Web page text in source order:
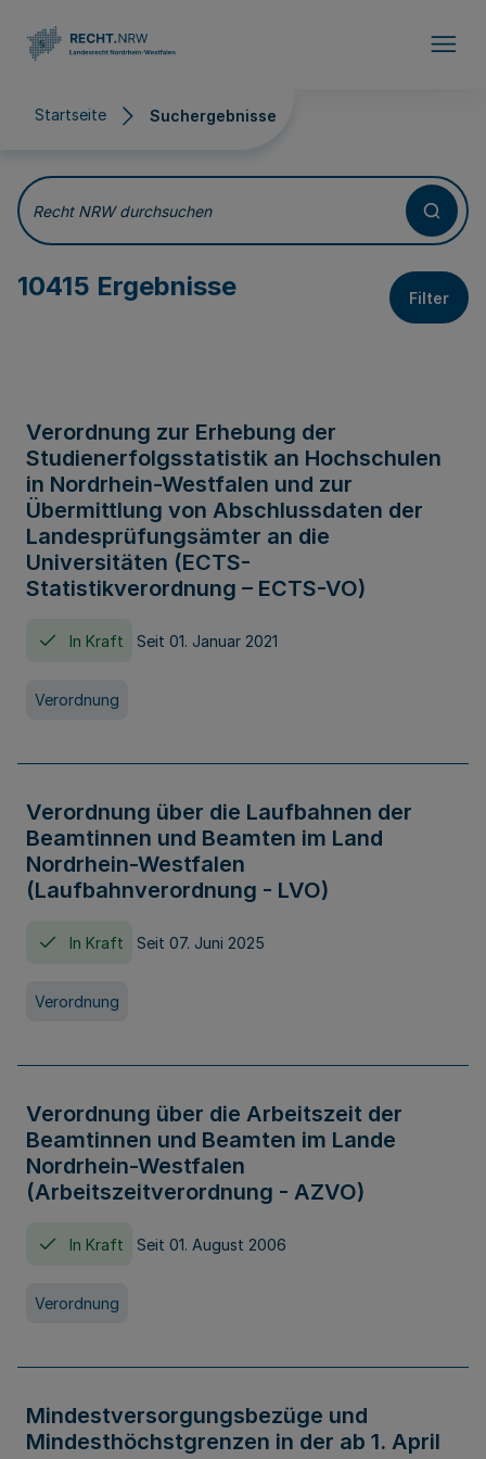
Startseite Suchergebnisse
Suchergebnisse
Recht NRW durchsuchen
10415 Ergebnisse Filter
Verordnung zur Erhebung der
Studienerfolgsstatistik an Hochschulen
in Nordrhein-Westfalen und zur
Übermittlung von Abschlussdaten der
Landesprüfungsämter an die
Universitäten (ECTS-
Statistikverordnung – ECTS-VO)
In Kraft Seit 01. Januar 2021
Verordnung
Verordnung über die Laufbahnen der
Beamtinnen und Beamten im Land
Nordrhein-Westfalen
(Laufbahnverordnung - LVO)
In Kraft Seit 07. Juni 2025
Verordnung
Verordnung über die Arbeitszeit der
Beamtinnen und Beamten im Lande
Nordrhein-Westfalen
(Arbeitszeitverordnung - AZVO)
In Kraft Seit 01. August 2006
Verordnung
Mindestversorgungsbezüge und
Mindesthöchstgrenzen in der ab 1. April